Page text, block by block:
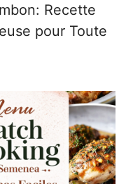
Recette
pour Toute